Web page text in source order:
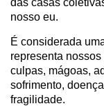
das casas
nosso eu.
É considerada
representa
culpas, mágoas,
sofrimento,
fragilidade.